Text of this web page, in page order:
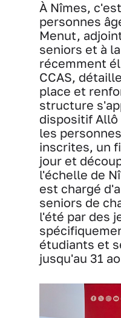
À Nîmes,
personnes
Menut,
seniors et à
récemment
CCAS,
place et
structure
dispositif Allô
les
inscrites, un
jour et
l'échelle de
est chargé
seniors de
l'été par des
étudiants et
jusqu'au 31